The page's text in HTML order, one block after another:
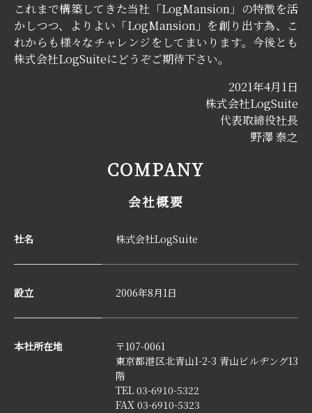
これまで構築してきた当社「LogMansion」の特徴を活
かしつつ、よりよい「LogMansion」を創り出す為、こ
れからも様々なチャレンジをしてまいります。今後とも
株式会社LogSuiteにどうぞご期待下さい。
2021年4月1日
株式会社LogSuite
代表取締役社長
野澤 泰之
COMPANY
会社概要
社名 株式会社LogSuite
設立 2006年8月1日
本社所在地
〒107-0061
東京都港区北青山1-2-3 青山ビルヂング13
階
TEL 03-6910-5322
FAX 03-6910-5323